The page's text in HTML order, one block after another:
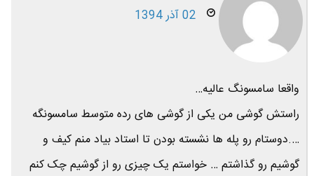
02 آذر 1394
واقعا سامسونگ عالیه…
راستش گوشی من یکی از گوشی های رده متوسط سامسونگه
….دوستام رو پله ها نشسته بودن تا استاد بیاد منم کیف و
گوشیم رو گذاشتم … خواستم یک چیزی رو از گوشیم چک کنم